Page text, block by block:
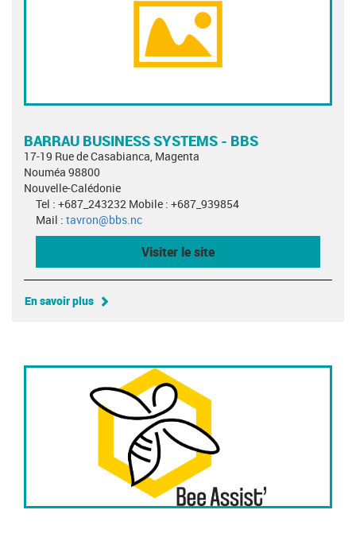
BARRAU BUSINESS SYSTEMS - BBS
17-19 Rue de Casabianca, Magenta
Nouméa 98800
Nouvelle-Calédonie
Tel : +687_243232 Mobile : +687_939854
Mail : tavron@bbs.nc
Visiter le site
En savoir plus